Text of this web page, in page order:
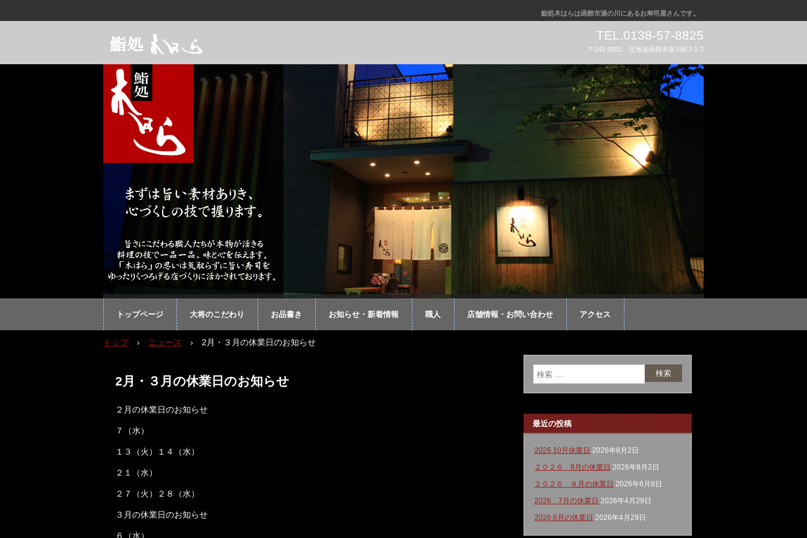
鮨処木はらは函館市湯の川にあるお寿司屋さんです。
TEL.0138-57-8825
〒042-0932 北海道函館市湯川町2-1-2
トップページ 大将のこだわり お品書き お知らせ・新着情報 職人 店舗情報・お問い合わせ アクセス
トップ › ニュース › 2月・３月の休業日のお知らせ
2月・３月の休業日のお知らせ
２月の休業日のお知らせ
７（水）
１３（火）１４（水）
２１（水）
２７（火）２８（水）
３月の休業日のお知らせ
６（水）
最近の投稿
2026 10月休業日 2026年8月2日
２０２６ 9月の休業日 2026年8月2日
２０２６ ８月の休業日 2026年6月8日
2026 7月の休業日 2026年4月29日
2026 6月の休業日 2026年4月29日